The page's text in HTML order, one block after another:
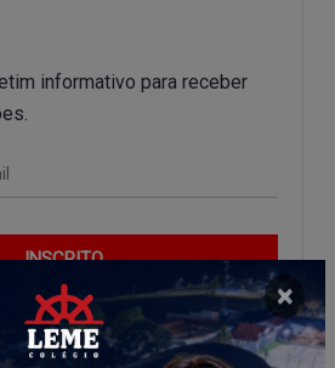
informativo para receber
INSCRITO
×